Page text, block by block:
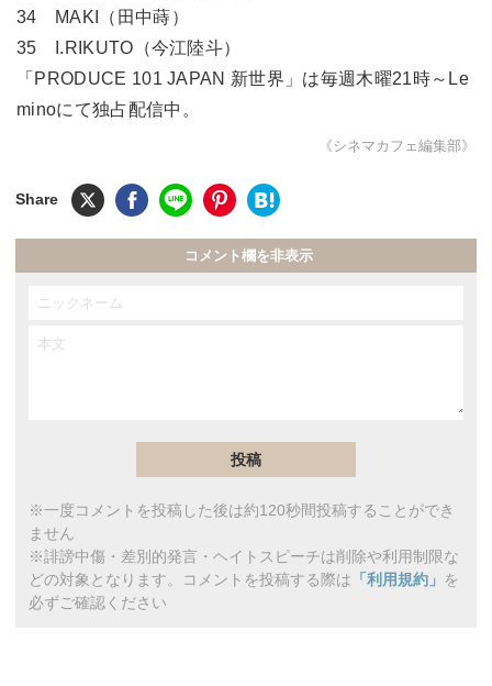
34 MAKI（田中蒔）
35 I.RIKUTO（今江陸斗）
「PRODUCE 101 JAPAN 新世界」は毎週木曜21時～Le
minoにて独占配信中。
《シネマカフェ編集部》
コメント欄を非表示
※一度コメントを投稿した後は約120秒間投稿することができ
ません
※誹謗中傷・差別的発言・ヘイトスピーチは削除や利用制限な
どの対象となります。コメントを投稿する際は 「利用規約」 を
必ずご確認ください